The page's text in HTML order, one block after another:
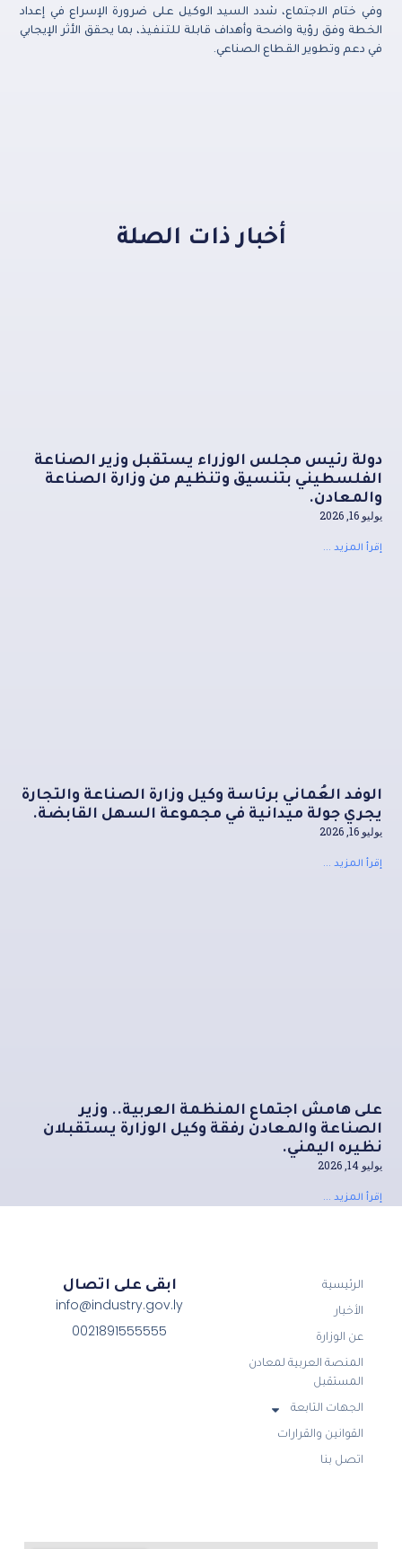
وفي ختام الاجتماع، شدد السيد الوكيل على ضرورة الإسراع في إعداد
الخطة وفق رؤية واضحة وأهداف قابلة للتنفيذ، بما يحقق الأثر الإيجابي
في دعم وتطوير القطاع الصناعي.
أخبار ذات الصلة
دولة رئيس مجلس الوزراء يستقبل وزير الصناعة
الفلسطيني بتنسيق وتنظيم من وزارة الصناعة
والمعادن.
يوليو 16, 2026
إقرأ المزيد ...
الوفد العُماني برئاسة وكيل وزارة الصناعة والتجارة
يجري جولة ميدانية في مجموعة السهل القابضة.
يوليو 16, 2026
إقرأ المزيد ...
على هامش اجتماع المنظمة العربية.. وزير
الصناعة والمعادن رفقة وكيل الوزارة يستقبلان
نظيره اليمني.
يوليو 14, 2026
إقرأ المزيد ...
الرئيسية
الأخبار
عن الوزارة
المنصة العربية لمعادن
المستقبل
الجهات التابعة
القوانين والقرارات
اتصل بنا
ابقى على اتصال
info@industry.gov.ly
0021891555555